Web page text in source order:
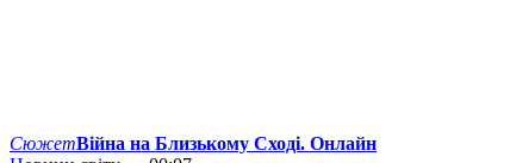
СюжетВійна на Близькому Сході. Онлайн